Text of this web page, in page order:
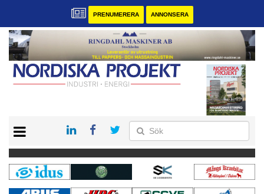
PRENUMERERA ANNONSERA
KONTAKT
VÅRA ANDRA MAGASIN